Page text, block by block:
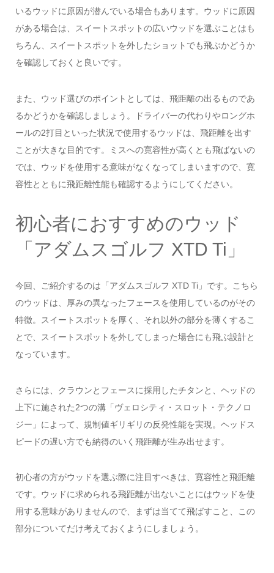
いるウッドに原因が潜んでいる場合もあります。ウッドに原因
がある場合は、スイートスポットの広いウッドを選ぶことはも
ちろん、スイートスポットを外したショットでも飛ぶかどうか
を確認しておくと良いです。
また、ウッド選びのポイントとしては、飛距離の出るものであ
るかどうかを確認しましょう。ドライバーの代わりやロングホ
ールの2打目といった状況で使用するウッドは、飛距離を出す
ことが大きな目的です。ミスへの寛容性が高くとも飛ばないの
では、ウッドを使用する意味がなくなってしまいますので、寛
容性とともに飛距離性能も確認するようにしてください。
初心者におすすめのウッド
「アダムスゴルフ XTD Ti」
今回、ご紹介するのは「アダムスゴルフ XTD Ti」です。こちら
のウッドは、厚みの異なったフェースを使用しているのがその
特徴。スイートスポットを厚く、それ以外の部分を薄くするこ
とで、スイートスポットを外してしまった場合にも飛ぶ設計と
なっています。
さらには、クラウンとフェースに採用したチタンと、ヘッドの
上下に施された2つの溝「ヴェロシティ・スロット・テクノロ
ジー」によって、規制値ギリギリの反発性能を実現。ヘッドス
ピードの遅い方でも納得のいく飛距離が生み出せます。
初心者の方がウッドを選ぶ際に注目すべきは、寛容性と飛距離
です。ウッドに求められる飛距離が出ないことにはウッドを使
用する意味がありませんので、まずは当てて飛ばすこと、この
部分についてだけ考えておくようにしましょう。